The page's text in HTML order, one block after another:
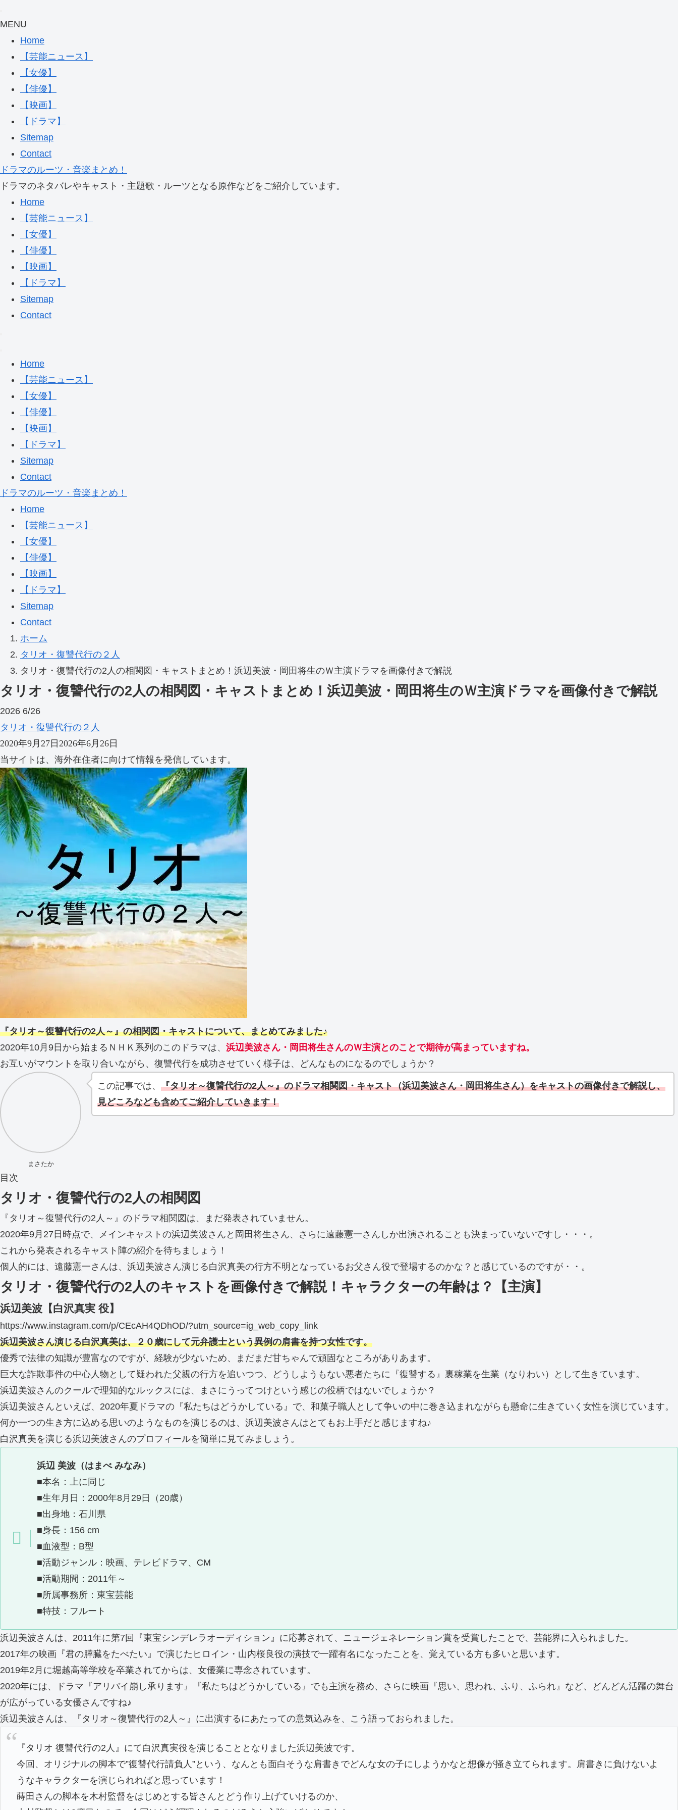
MENU
Home
【芸能ニュース】
【女優】
【俳優】
【映画】
【ドラマ】
Sitemap
Contact
ドラマのルーツ・音楽まとめ！
ドラマのネタバレやキャスト・主題歌・ルーツとなる原作などをご紹介しています。
Home
【芸能ニュース】
【女優】
【俳優】
【映画】
【ドラマ】
Sitemap
Contact
Home
【芸能ニュース】
【女優】
【俳優】
【映画】
【ドラマ】
Sitemap
Contact
ドラマのルーツ・音楽まとめ！
Home
【芸能ニュース】
【女優】
【俳優】
【映画】
【ドラマ】
Sitemap
Contact
ホーム
タリオ・復讐代行の２人
タリオ・復讐代行の2人の相関図・キャストまとめ！浜辺美波・岡田将生のＷ主演ドラマを画像付きで解説
タリオ・復讐代行の2人の相関図・キャストまとめ！浜辺美波・岡田将生のＷ主演ドラマを画像付きで解説
2026 6/26
タリオ・復讐代行の２人
2020年9月27日 2026年6月26日
当サイトは、海外在住者に向けて情報を発信しています。
『タリオ～復讐代行の2人～』の相関図・キャストについて、まとめてみました♪
2020年10月9日から始まるＮＨＫ系列のこのドラマは、 浜辺美波さん・岡田将生さんのＷ主演とのことで期待が高まっていますね。
お互いがマウントを取り合いながら、復讐代行を成功させていく様子は、どんなものになるのでしょうか？
まさたか
この記事では、『タリオ～復讐代行の2人～』のドラマ相関図・キャスト（浜辺美波さん・岡田将生さん）をキャストの画像付きで解説し、
見どころなども含めてご紹介していきます！
目次
タリオ・復讐代行の2人の相関図
『タリオ～復讐代行の2人～』のドラマ相関図は、まだ発表されていません。
2020年9月27日時点で、メインキャストの浜辺美波さんと岡田将生さん、さらに遠藤憲一さんしか出演されることも決まっていないですし・・・。
これから発表されるキャスト陣の紹介を待ちましょう！
個人的には、遠藤憲一さんは、浜辺美波さん演じる白沢真美の行方不明となっているお父さん役で登場するのかな？と感じているのですが・・。
タリオ・復讐代行の2人のキャストを画像付きで解説！キャラクターの年齢は？【主演】
浜辺美波【白沢真実 役】
https://www.instagram.com/p/CEcAH4QDhOD/?utm_source=ig_web_copy_link
浜辺美波さん演じる白沢真美は、２０歳にして元弁護士という異例の肩書を持つ女性です。
優秀で法律の知識が豊富なのですが、経験が少ないため、まだまだ甘ちゃんで頑固なところがありあます。
巨大な詐欺事件の中心人物として疑われた父親の行方を追いつつ、どうしようもない悪者たちに『復讐する』裏稼業を生業（なりわい）として生きています。
浜辺美波さんのクールで理知的なルックスには、まさにうってつけという感じの役柄ではないでしょうか？
浜辺美波さんといえば、2020年夏ドラマの『私たちはどうかしている』で、和菓子職人として争いの中に巻き込まれながらも懸命に生きていく女性を演じています。
何か一つの生き方に込める思いのようなものを演じるのは、浜辺美波さんはとてもお上手だと感じますね♪
白沢真美を演じる浜辺美波さんのプロフィールを簡単に見てみましょう。
浜辺 美波（はまべ みなみ）
■本名：上に同じ
■生年月日：2000年8月29日（20歳）
■出身地：石川県
■身長：156 cm
■血液型：B型
■活動ジャンル：映画、テレビドラマ、CM
■活動期間：2011年～
■所属事務所：東宝芸能
■特技：フルート
浜辺美波さんは、2011年に第7回『東宝シンデレラオーディション』に応募されて、ニュージェネレーション賞を受賞したことで、芸能界に入られました。
2017年の映画『君の膵臓をたべたい』で演じたヒロイン・山内桜良役の演技で一躍有名になったことを、覚えている方も多いと思います。
2019年2月に堀越高等学校を卒業されてからは、女優業に専念されています。
2020年には、ドラマ『アリバイ崩し承ります』『私たちはどうかしている』でも主演を務め、さらに映画『思い、思われ、ふり、ふられ』など、どんどん活躍の舞台
が広がっている女優さんですね♪
浜辺美波さんは、『タリオ～復讐代行の2人～』に出演するにあたっての意気込みを、こう語っておられました。
『タリオ 復讐代行の2人』にて白沢真実役を演じることとなりました浜辺美波です。
今回、オリジナルの脚本で”復讐代行請負人”という、なんとも面白そうな肩書きでどんな女の子にしようかなと想像が掻き立てられます。肩書きに負けないよ
うなキャラクターを演じられればと思っています！
蒔田さんの脚本を木村監督をはじめとする皆さんとどう作り上げていけるのか、